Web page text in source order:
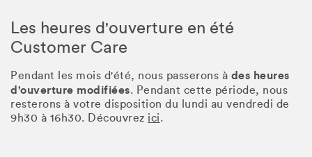
Les heures d'ouverture en été
Customer Care
Pendant les mois d'été, nous passerons à des heures
d'ouverture modifiées. Pendant cette période, nous
resterons à votre disposition du lundi au vendredi de
9h30 à 16h30. Découvrez ici.